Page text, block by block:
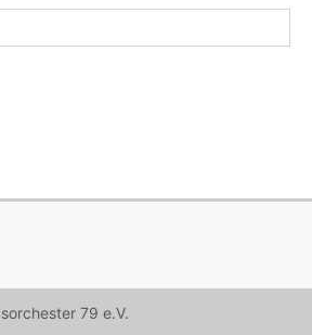
79 e.V.